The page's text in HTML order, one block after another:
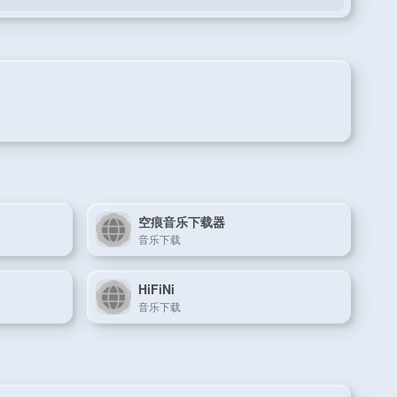
空痕音乐下载器
音乐下载
HiFiNi
音乐下载